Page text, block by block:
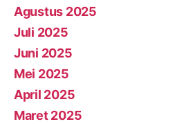
Agustus 2025
Juli 2025
Juni 2025
Mei 2025
April 2025
Maret 2025